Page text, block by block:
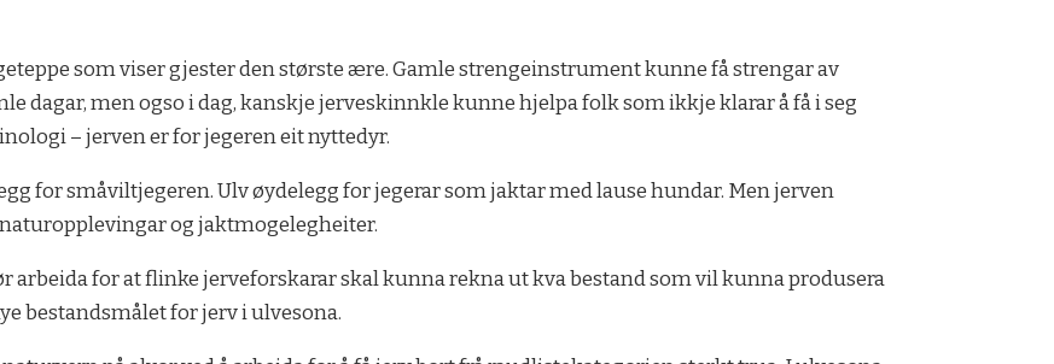
som viser gjester den største ære. Gamle strengeinstrument kunne få strengar av
dagar, men ogso i dag, kanskje jerveskinnkle kunne hjelpa folk som ikkje klarar å få i seg
– jerven er for jegeren eit nyttedyr.
for småviltjegeren. Ulv øydelegg for jegerar som jaktar med lause hundar. Men jerven
og jaktmogelegheiter.
arbeida for at flinke jerveforskarar skal kunna rekna ut kva bestand som vil kunna produsera
bestandsmålet for jerv i ulvesona.